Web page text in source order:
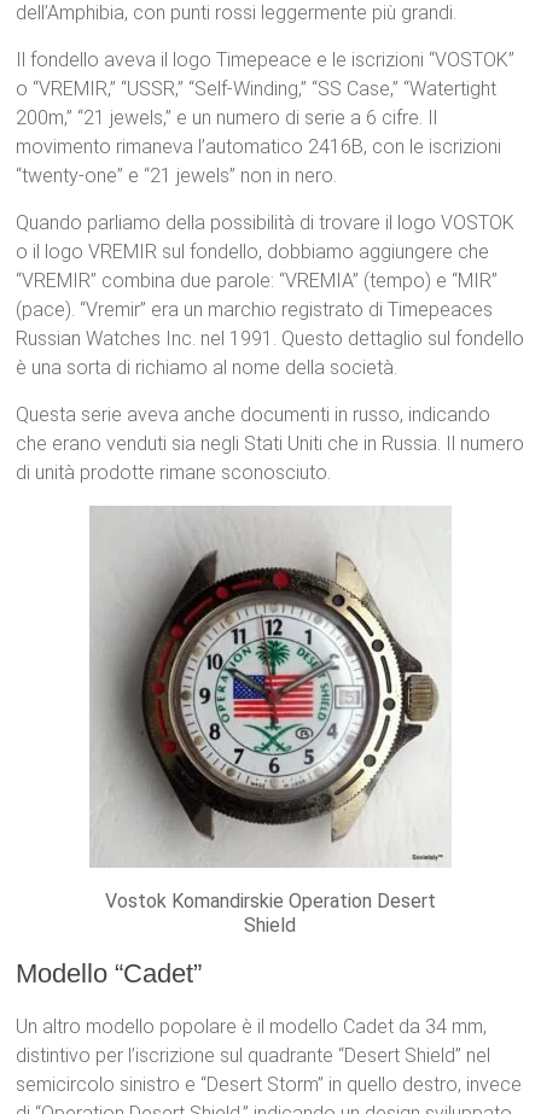
dell’Amphibia, con punti rossi leggermente più grandi.
Il fondello aveva il logo Timepeace e le iscrizioni “VOSTOK”
o “VREMIR,” “USSR,” “Self-Winding,” “SS Case,” “Watertight
200m,” “21 jewels,” e un numero di serie a 6 cifre. Il
movimento rimaneva l’automatico 2416B, con le iscrizioni
“twenty-one” e “21 jewels” non in nero.
Quando parliamo della possibilità di trovare il logo VOSTOK
o il logo VREMIR sul fondello, dobbiamo aggiungere che
“VREMIR” combina due parole: “VREMIA” (tempo) e “MIR”
(pace). “Vremir” era un marchio registrato di Timepeaces
Russian Watches Inc. nel 1991. Questo dettaglio sul fondello
è una sorta di richiamo al nome della società.
Questa serie aveva anche documenti in russo, indicando
che erano venduti sia negli Stati Uniti che in Russia. Il numero
di unità prodotte rimane sconosciuto.
Vostok Komandirskie Operation Desert
Shield
Modello “Cadet”
Un altro modello popolare è il modello Cadet da 34 mm,
distintivo per l’iscrizione sul quadrante “Desert Shield” nel
semicircolo sinistro e “Desert Storm” in quello destro, invece